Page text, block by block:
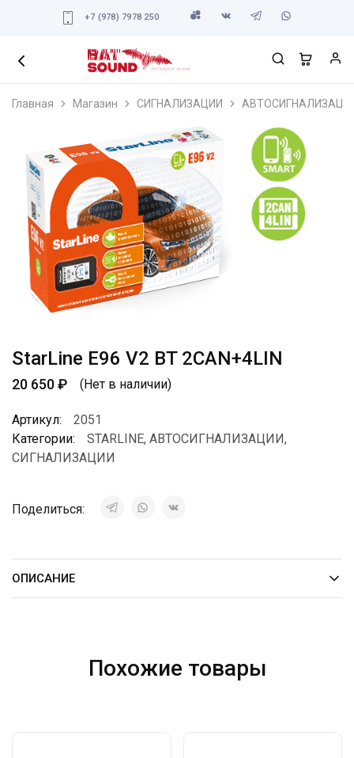
+7 (978) 7978 250
Главная Магазин СИГНАЛИЗАЦИИ
StarLine E96 V2 BT 2CAN+4LIN
20 650₽ (Нет в наличии)
Артикул:
2051
Категории:
STARLINE, АВТОСИГНАЛИЗАЦИИ,
СИГНАЛИЗАЦИИ
Поделиться:
ОПИСАНИЕ
Похожие товары